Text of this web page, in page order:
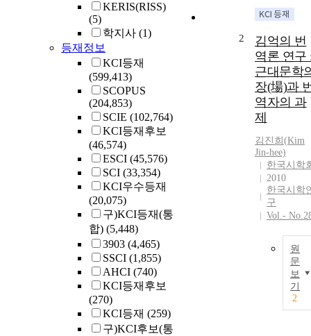
KERIS(RISS)
(5)
학지사 (1)
등재정보
KCI등재
(599,413)
SCOPUS
(204,853)
SCIE (102,764)
KCI등재후보
(46,574)
ESCI (45,576)
SCI (33,354)
KCI우수등재
(20,075)
구)KCI등재(통
합) (5,448)
3903 (4,465)
SSCI (1,855)
AHCI (740)
KCI등재후보
(270)
KCI등재 (259)
구)KCI후보(통
2
김억의 번
역론 연구
근대문학
장(場)과
역자의 과
제
김진희(Kim
Jin-hee)
한국시학
2010
한국시학
구
Vol.-
원
문
보
기
2